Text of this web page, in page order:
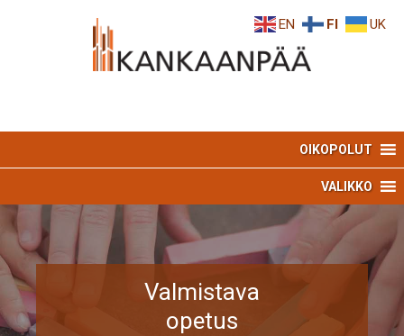
OIKOPOLUT
VALIKKO
Valmistava
opetus
EN FI UK